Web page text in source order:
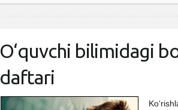
O‘quvchi bilimidagi
daftari